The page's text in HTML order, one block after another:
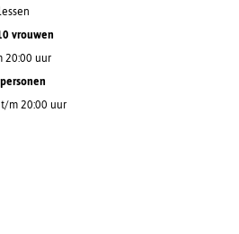
vrouwen
20:00 uur
m 20:00 uur